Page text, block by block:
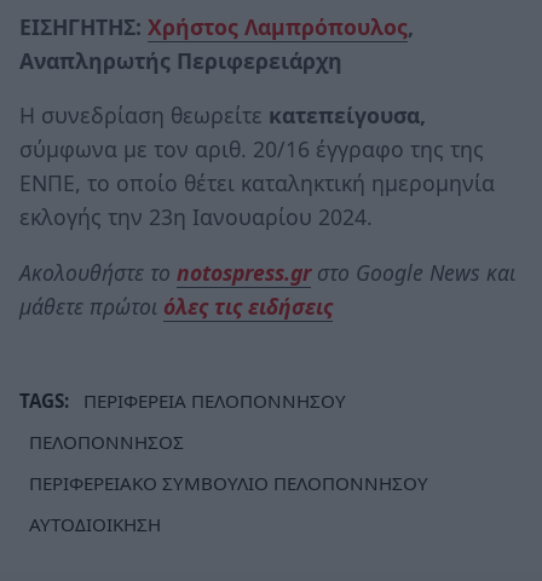
ΕΙΣΗΓΗΤΗΣ: Χρήστος Λαμπρόπουλος,
Αναπληρωτής Περιφερειάρχη
Η συνεδρίαση θεωρείτε κατεπείγουσα,
σύμφωνα με τον αριθ. 20/16 έγγραφο της της
ΕΝΠΕ, το οποίο θέτει καταληκτική ημερομηνία
εκλογής την 23η Ιανουαρίου 2024.
Ακολουθήστε το notospress.grστο Google News και
μάθετε πρώτοι όλες τις ειδήσεις
TAGS:
ΠΕΡΙΦΕΡΕΙΑ ΠΕΛΟΠΟΝΝΗΣΟΥ
ΠΕΛΟΠΟΝΝΗΣΟΣ
ΠΕΡΙΦΕΡΕΙΑΚΟ ΣΥΜΒΟΥΛΙΟ ΠΕΛΟΠΟΝΝΗΣΟΥ
ΑΥΤΟΔΙΟΙΚΗΣΗ